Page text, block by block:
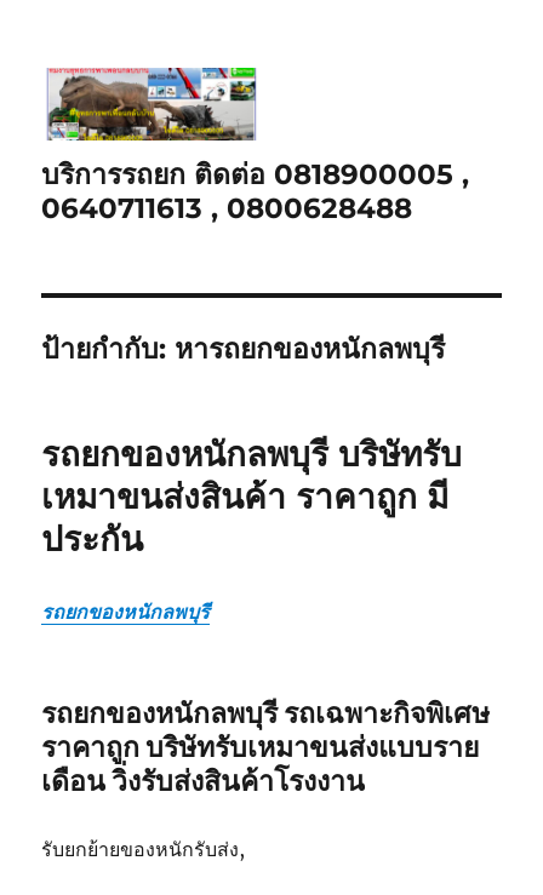
บริการรถยก ติดต่อ 0818900005 ,
0640711613 , 0800628488
ป้ายกำกับ: หารถยกของหนักลพบุรี
รถยกของหนักลพบุรี บริษัทรับ
เหมาขนส่งสินค้า ราคาถูก มี
ประกัน
รถยกของหนักลพบุรี
รถยกของหนักลพบุรี รถเฉพาะกิจพิเศษ
ราคาถูก บริษัทรับเหมาขนส่งแบบราย
เดือน วิ่งรับส่งสินค้าโรงงาน
รับยกย้ายของหนักรับส่ง,